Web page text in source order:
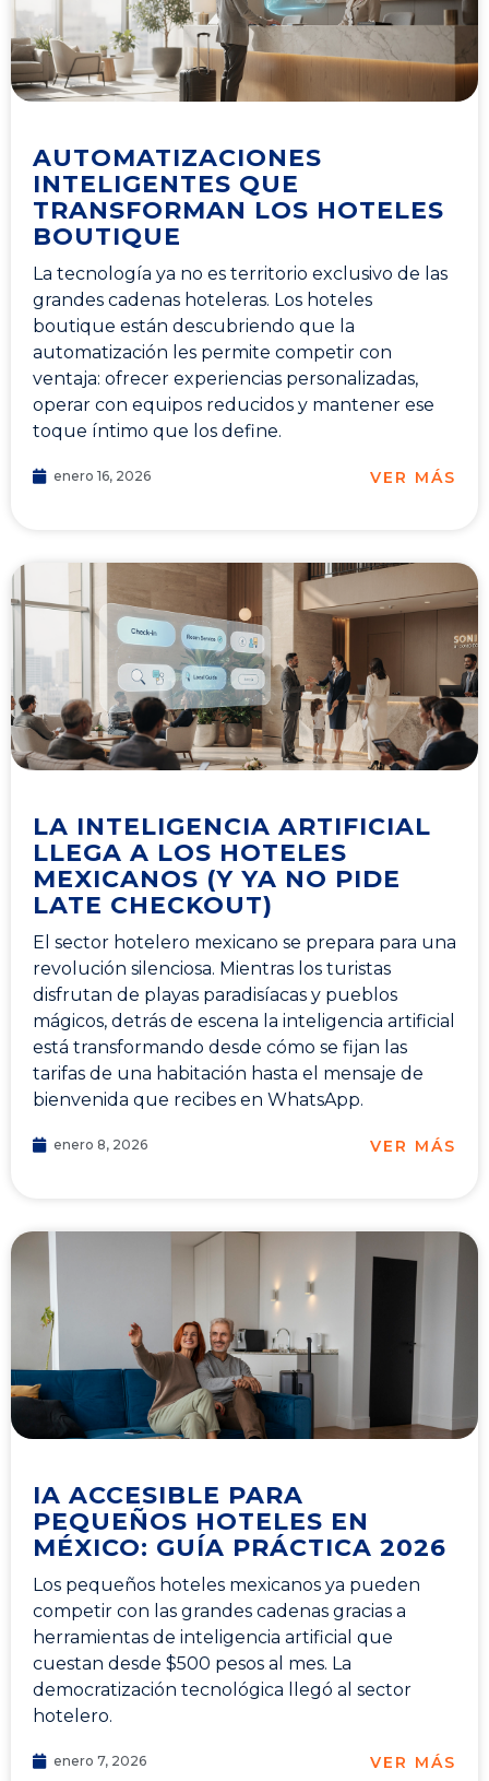
AUTOMATIZACIONES
INTELIGENTES QUE
TRANSFORMAN LOS HOTELES
BOUTIQUE
La tecnología ya no es territorio exclusivo de las
grandes cadenas hoteleras. Los hoteles
boutique están descubriendo que la
automatización les permite competir con
ventaja: ofrecer experiencias personalizadas,
operar con equipos reducidos y mantener ese
toque íntimo que los define.
enero 16, 2026 VER MÁS
LA INTELIGENCIA ARTIFICIAL
LLEGA A LOS HOTELES
MEXICANOS (Y YA NO PIDE
LATE CHECKOUT)
El sector hotelero mexicano se prepara para una
revolución silenciosa. Mientras los turistas
disfrutan de playas paradisíacas y pueblos
mágicos, detrás de escena la inteligencia artificial
está transformando desde cómo se fijan las
tarifas de una habitación hasta el mensaje de
bienvenida que recibes en WhatsApp.
enero 8, 2026 VER MÁS
IA ACCESIBLE PARA
PEQUEÑOS HOTELES EN
MÉXICO: GUÍA PRÁCTICA 2026
Los pequeños hoteles mexicanos ya pueden
competir con las grandes cadenas gracias a
herramientas de inteligencia artificial que
cuestan desde $500 pesos al mes. La
democratización tecnológica llegó al sector
hotelero.
enero 7, 2026 VER MÁS